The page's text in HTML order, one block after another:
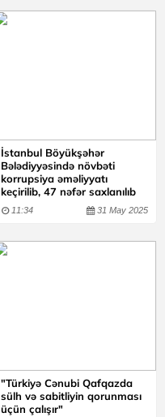
İstanbul Böyükşəhər
Bələdiyyəsində növbəti
korrupsiya əməliyyatı
keçirilib, 47 nəfər saxlanılıb
11:34 31 May 2025
"Türkiyə Cənubi Qafqazda
sülh və sabitliyin qorunması
üçün çalışır"